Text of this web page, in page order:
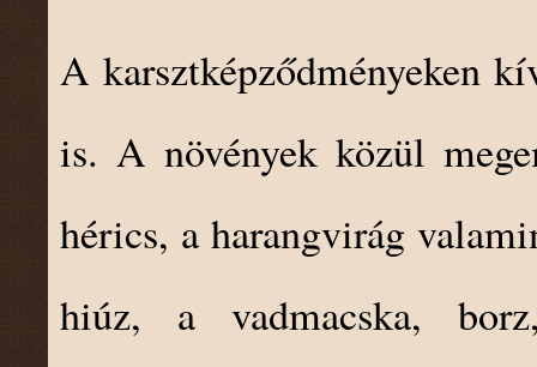
A karsztképződményeken
is. A növények közül
hérics, a harangvirág
hiúz, a vadmacska,